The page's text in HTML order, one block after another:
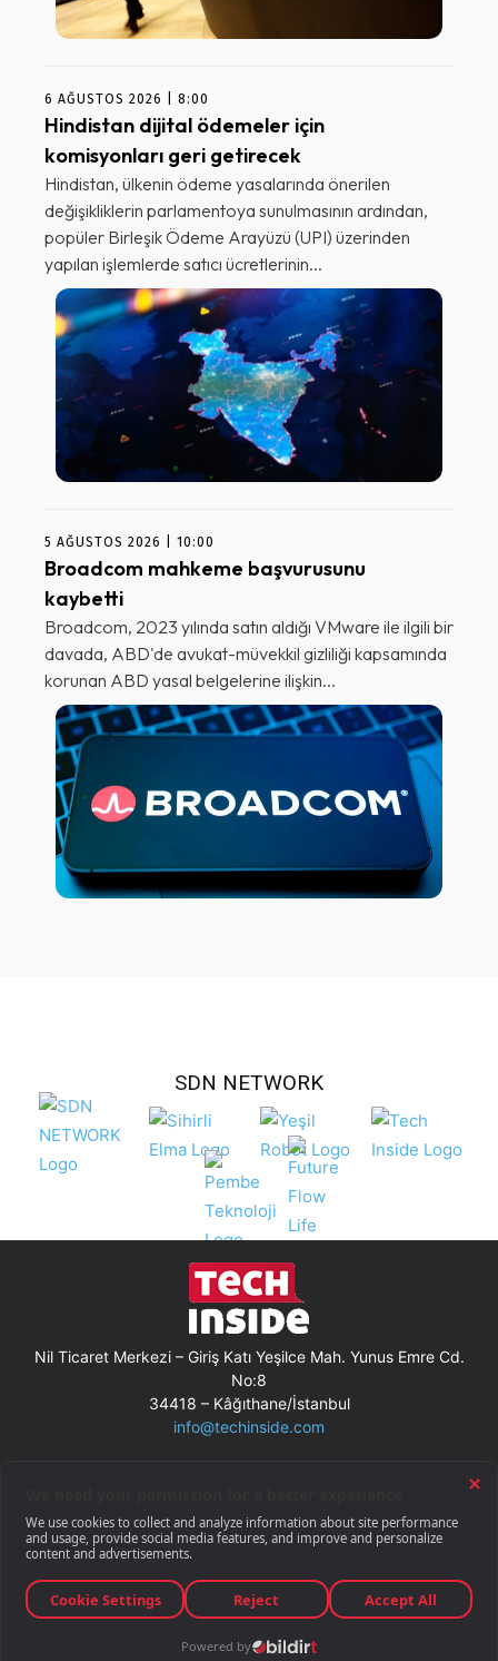
6 AĞUSTOS 2026 | 8:00
Hindistan dijital ödemeler için
komisyonları geri getirecek
Hindistan, ülkenin ödeme yasalarında önerilen
değişikliklerin parlamentoya sunulmasının ardından,
popüler Birleşik Ödeme Arayüzü (UPI) üzerinden
yapılan işlemlerde satıcı ücretlerinin...
5 AĞUSTOS 2026 | 10:00
Broadcom mahkeme başvurusunu
kaybetti
Broadcom, 2023 yılında satın aldığı VMware ile ilgili bir
davada, ABD'de avukat-müvekkil gizliliği kapsamında
korunan ABD yasal belgelerine ilişkin...
SDN NETWORK
Nil Ticaret Merkezi – Giriş Katı Yeşilce Mah. Yunus Emre Cd.
No:8
34418 – Kâğıthane/İstanbul
info@techinside.com
Gizlilik Bildirimi
RSS
© Techinside.com, İnternet Medyası